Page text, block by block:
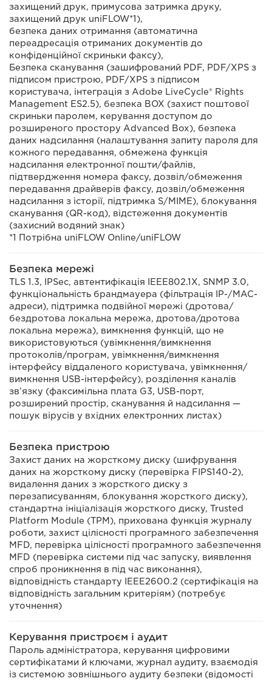
захищений друк, примусова затримка друку,
захищений друк uniFLOW*1),
безпека даних отримання (автоматична
переадресація отриманих документів до
конфіденційної скриньки факсу),
Безпека сканування (зашифрований PDF, PDF/XPS з
підписом пристрою, PDF/XPS з підписом
користувача, інтеграція з Adobe LiveCycle® Rights
Management ES2.5), безпека BOX (захист поштової
скриньки паролем, керування доступом до
розширеного простору Advanced Box), безпека
даних надсилання (налаштування запиту пароля для
кожного передавання, обмежена функція
надсилання електронної пошти/файлів,
підтвердження номера факсу, дозвіл/обмеження
передавання драйверів факсу, дозвіл/обмеження
надсилання з історії, підтримка S/MIME), блокування
сканування (QR-код), відстеження документів
(захисний водяний знак)
*1 Потрібна uniFLOW Online/uniFLOW
Безпека мережі
TLS 1.3, IPSec, автентифікація IEEE802.1X, SNMP 3.0,
функціональність брандмауера (фільтрація IP-/MAC-
адреси), підтримка подвійної мережі (дротова/
бездротова локальна мережа, дротова/дротова
локальна мережа), вимкнення функцій, що не
використовуються (увімкнення/вимкнення
протоколів/програм, увімкнення/вимкнення
інтерфейсу віддаленого користувача, увімкнення/
вимкнення USB-інтерфейсу), розділення каналів
зв’язку (факсимільна плата G3, USB-порт,
розширений простір, сканування й надсилання —
пошук вірусів у вхідних електронних листах)
Безпека пристрою
Захист даних на жорсткому диску (шифрування
даних на жорсткому диску (перевірка FIPS140-2),
видалення даних з жорсткого диску з
перезаписуванням, блокування жорсткого диску),
стандартна ініціалізація жорсткого диску, Trusted
Platform Module (TPM), прихована функція журналу
роботи, захист цілісності програмного забезпечення
MFD, перевірка цілісності програмного забезпечення
MFD (перевірка системи під час запуску, виявлення
спроб проникнення в під час виконання),
відповідність стандарту IEEE2600.2 (сертифікація на
відповідність загальним критеріям) (потребує
уточнення)
Керування пристроєм і аудит
Пароль адміністратора, керування цифровими
сертифікатами й ключами, журнал аудиту, взаємодія
із системою зовнішнього аудиту безпеки (відомості